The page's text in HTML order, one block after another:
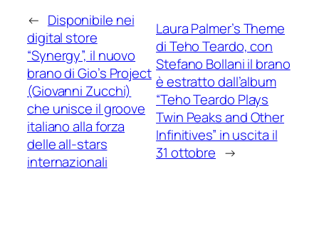
← Disponibile nei
digital store
“Synergy”, il nuovo
brano di Gio’s Project
(Giovanni Zucchi)
che unisce il groove
italiano alla forza
delle all-stars
internazionali
Laura Palmer’s Theme
di Teho Teardo, con
Stefano Bollani il brano
è estratto dall’album
“Teho Teardo Plays
Twin Peaks and Other
Infinitives” in uscita il
31 ottobre →